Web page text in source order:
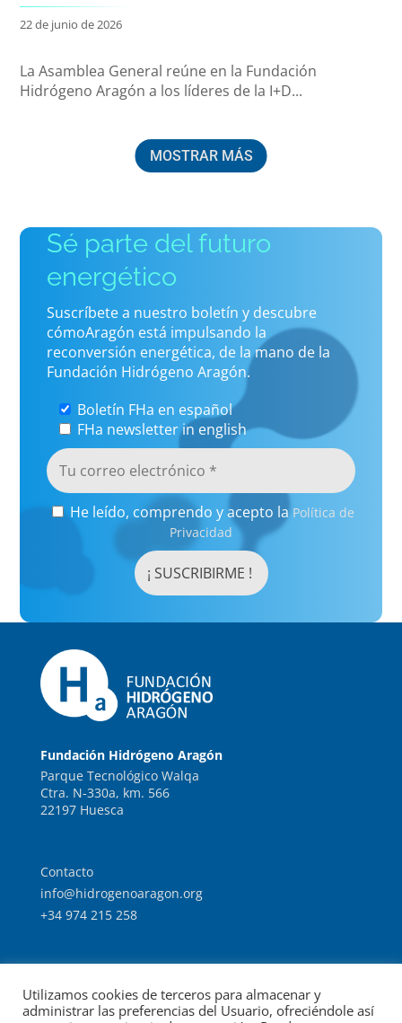
22 de junio de 2026
La Asamblea General reúne en la Fundación
Hidrógeno Aragón a los líderes de la I+D...
MOSTRAR MÁS
Sé parte del futuro
energético
Suscríbete a nuestro boletín y descubre
cómoAragón está impulsando la
reconversión energética, de la mano de la
Fundación Hidrógeno Aragón.
Boletín FHa en español
FHa newsletter in english
He leído, comprendo y acepto la Política de
Privacidad
Fundación Hidrógeno Aragón
Parque Tecnológico Walqa
Ctra. N-330a, km. 566
22197 Huesca
Contacto
info@hidrogenoaragon.org
+34 974 215 258
Intranet
Utilizamos cookies de terceros para almacenar y
administrar las preferencias del Usuario, ofreciéndole así